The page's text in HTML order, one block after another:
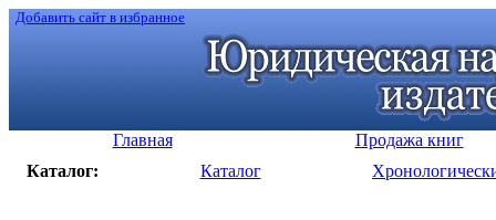
Добавить сайт в избранное
Главная
Продажа книг
Каталог:
Каталог